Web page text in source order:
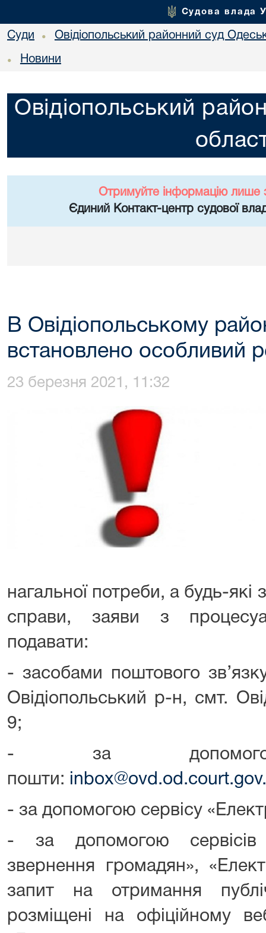
Судова влада
Суди • Овідіопольський районний суд
• Новини
Овідіопольський
Отримуйте інформацію лише
Єдиний Контакт-центр судової
В Овідіопольському
встановлено особливий
23 березня 2021, 11:32
нагальної потреби, а будь-які
справи, заяви з
подавати:
- засобами поштового
Овідіопольський р-н, смт.
9;
- за допомогою
пошти:
- за допомогою сервісу
- за допомогою
звернення громадян»,
запит на отримання
розміщені на офіційному